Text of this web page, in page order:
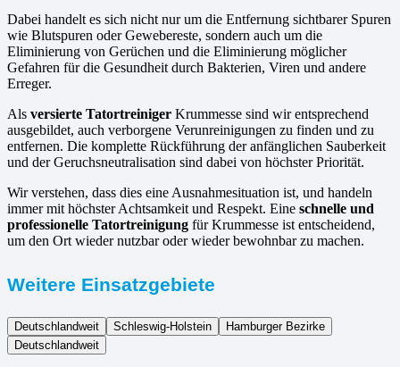
Dabei handelt es sich nicht nur um die Entfernung sichtbarer Spuren
wie Blutspuren oder Gewebereste, sondern auch um die
Eliminierung von Gerüchen und die Eliminierung möglicher
Gefahren für die Gesundheit durch Bakterien, Viren und andere
Erreger.
Als versierte Tatortreiniger Krummesse sind wir entsprechend
ausgebildet, auch verborgene Verunreinigungen zu finden und zu
entfernen. Die komplette Rückführung der anfänglichen Sauberkeit
und der Geruchsneutralisation sind dabei von höchster Priorität.
Wir verstehen, dass dies eine Ausnahmesituation ist, und handeln
immer mit höchster Achtsamkeit und Respekt. Eine schnelle und
professionelle Tatortreinigung für Krummesse ist entscheidend,
um den Ort wieder nutzbar oder wieder bewohnbar zu machen.
Weitere Einsatzgebiete
Deutschlandweit Schleswig-Holstein
Hamburger Bezirke
Deutschlandweit